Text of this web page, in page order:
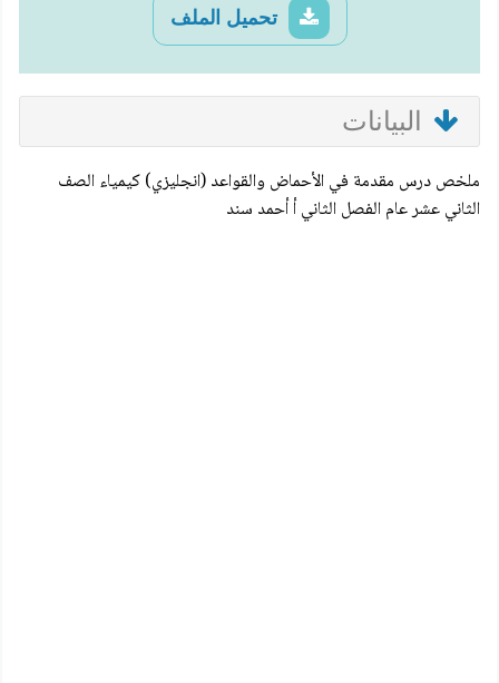
تحميل الملف
البيانات
ملخص درس مقدمة في الأحماض والقواعد (انجليزي) كيمياء الصف
الثاني عشر عام الفصل الثاني أ أحمد سند